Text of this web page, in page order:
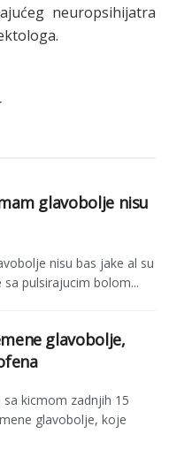
neuropsihijatra
glavobolje nisu
nisu bas jake al su
pulsirajucim bolom...
glavobolje,
kicmom zadnjih 15
glavobolje, koje